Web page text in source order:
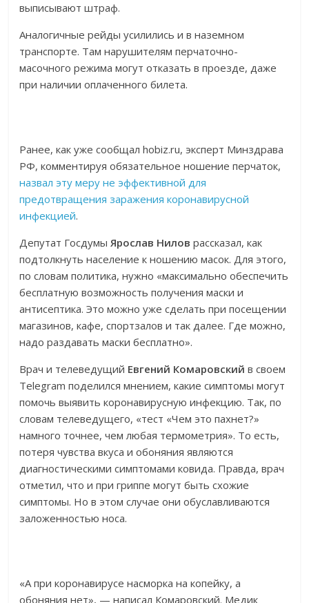
выписывают штраф.
Аналогичные рейды усилились и в наземном
транспорте. Там нарушителям перчаточно-
масочного режима могут отказать в проезде, даже
при наличии оплаченного билета.
Ранее, как уже сообщал hobiz.ru, эксперт Минздрава
РФ, комментируя обязательное ношение перчаток,
назвал эту меру не эффективной для
предотвращения заражения коронавирусной
инфекцией.
Депутат ГосдумыЯрослав Нилов рассказал, как
подтолкнуть население к ношению масок. Для этого,
по словам политика, нужно «максимально обеспечить
бесплатную возможность получения маски и
антисептика. Это можно уже сделать при посещении
магазинов, кафе, спортзалов и так далее. Где можно,
надо раздавать маски бесплатно».
Врач и телеведущий Евгений Комаровский в своем
Telegram поделился мнением, какие симптомы могут
помочь выявить коронавирусную инфекцию. Так, по
словам телеведущего, «тест «Чем это пахнет?»
намного точнее, чем любая термометрия». То есть,
потеря чувства вкуса и обоняния являются
диагностическими симптомами ковида. Правда, врач
отметил, что и при гриппе могут быть схожие
симптомы. Но в этом случае они обуславливаются
заложенностью носа.
«А при коронавирусе насморка на копейку, а
обоняния нет», — написал Комаровский. Медик